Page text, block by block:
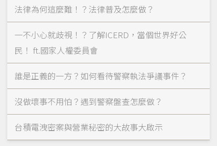
法律為何這麼難！？法律普及怎麼做？
一不小心就歧視！？了解ICERD，當個世界好公
民！ ft.國家人權委員會
誰是正義的一方？如何看待警察執法爭議事件？
沒做壞事不用怕？遇到警察盤查怎麼做？
台積電洩密案與營業秘密的大故事大啟示